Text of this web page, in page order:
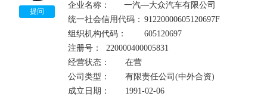
中，同时建立部门联动响应机制，规定县级以上地方
工商行政管理机关依法予以处罚，并将企业法定代表
关部门，形成“一处违法，处处受限”的机制。
企业今后在、政府采购、工程招投标、国有土地出让
企业法人、负责人在银行信贷、投融资、合同签订、
束机制的影响。
提问
企业名称：      一汽—大众汽车有限公司
统一社会信用代码：	91220000605120697F
组织机构代码：	605120697
注册号：	220000400005831
经营状态：	在营
公司类型：	有限责任公司(中外合资)
成立日期：	1991-02-06